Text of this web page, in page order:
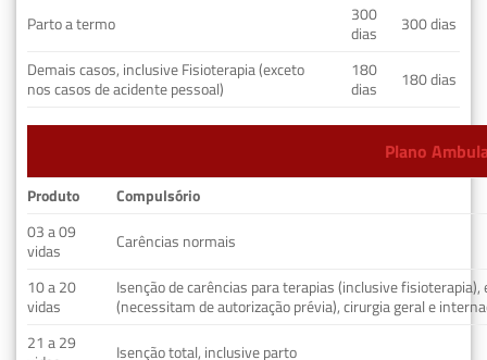
Parto a termo
300
dias
300 dias
Demais casos, inclusive Fisioterapia (exceto
nos casos de acidente pessoal)
180
dias
180 dias
Plano
Produto
Compulsório
03 a 09
vidas
Carências normais
10 a 20
vidas
Isenção de carências para terapias (inclusive fisioterapia),
(necessitam de autorização prévia), cirurgia geral e
21 a 29
Isenção total, inclusive parto